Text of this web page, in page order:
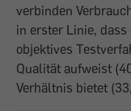
verbinden
in erster Linie,
objektives
Qualität aufweist
Verhältnis bietet